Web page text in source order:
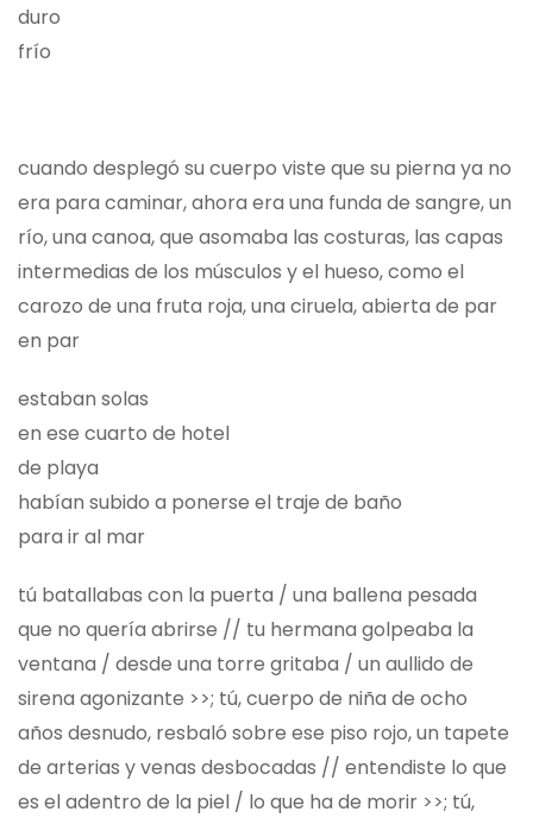
duro
frío
cuando desplegó su cuerpo viste que su pierna ya no
era para caminar, ahora era una funda de sangre, un
río, una canoa, que asomaba las costuras, las capas
intermedias de los músculos y el hueso, como el
carozo de una fruta roja, una ciruela, abierta de par
en par
estaban solas
en ese cuarto de hotel
de playa
habían subido a ponerse el traje de baño
para ir al mar
tú batallabas con la puerta / una ballena pesada
que no quería abrirse // tu hermana golpeaba la
ventana / desde una torre gritaba / un aullido de
sirena agonizante >>; tú, cuerpo de niña de ocho
años desnudo, resbaló sobre ese piso rojo, un tapete
de arterias y venas desbocadas // entendiste lo que
es el adentro de la piel / lo que ha de morir >>; tú,